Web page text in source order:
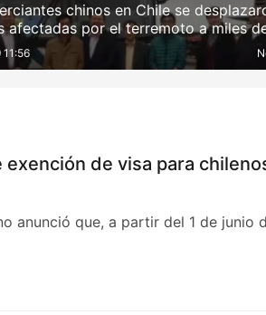
chinos en Chile se
afectadas por el terremoto a miles
de distancia
de visa para
anunció que, a partir del 1 de junio